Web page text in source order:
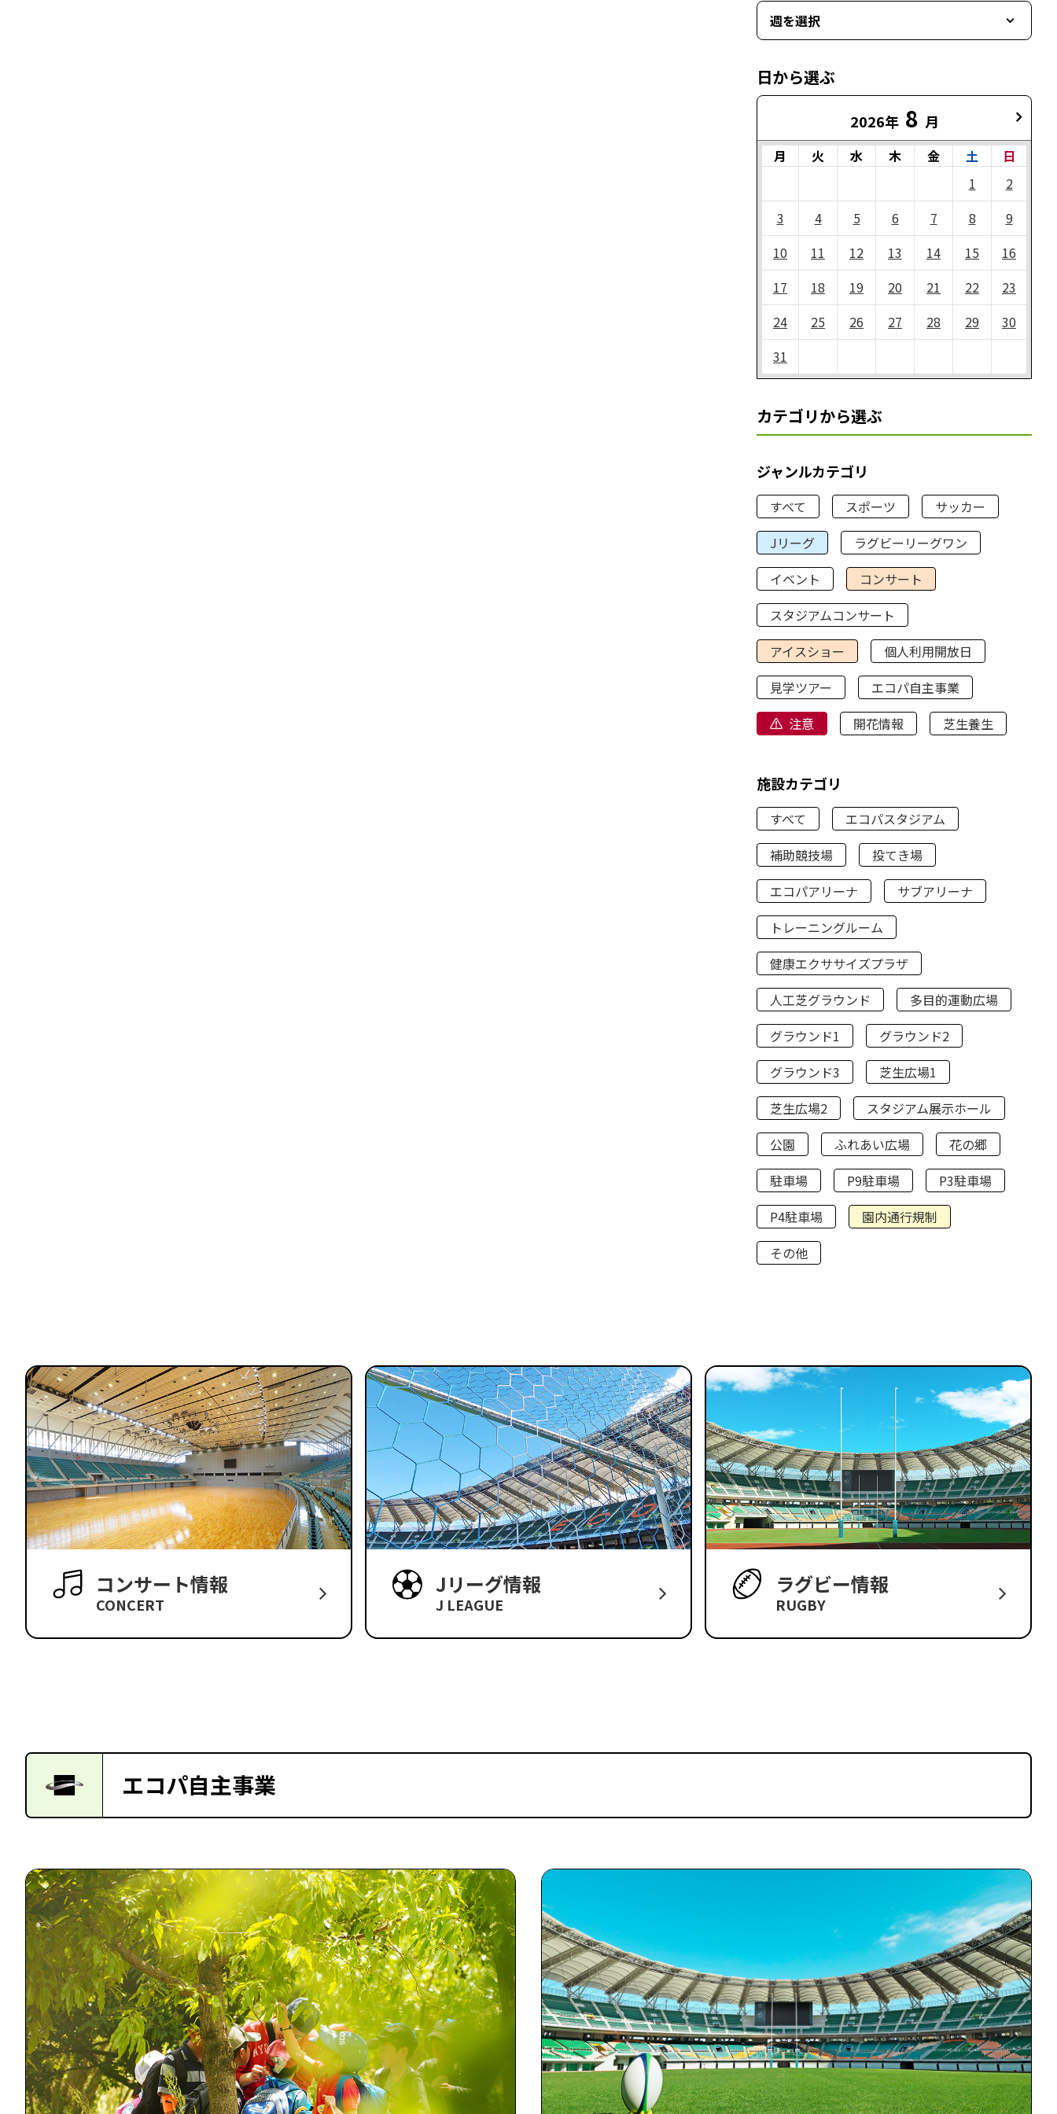
週を選択
日から選ぶ
2026年 8 月
月 火 水 木 金 土
日
1
2
3
4 5 6 7 8
9
10
11 12 13 14 15
16
17
18 19 20 21 22
23
24
25 26 27 28 29
30
31
カテゴリから選ぶ
ジャンルカテゴリ
すべて スポーツ
サッカー
Jリーグ
ラグビーリーグワン
イベント
コンサート
スタジアムコンサート
アイスショー
個人利用開放日
見学ツアー
エコパ自主事業
注意
開花情報 芝生養生
施設カテゴリ
すべて
エコパスタジアム
補助競技場
投てき場
エコパアリーナ
サブアリーナ
トレーニングルーム
健康エクササイズプラザ
人工芝グラウンド
多目的運動広場
グラウンド1
グラウンド2
グラウンド3
芝生広場1
芝生広場2
スタジアム展示ホール
公園
ふれあい広場
花の郷
駐車場
P9駐車場
P3駐車場
P4駐車場
園内通行規制
その他
コンサート情報
CONCERT
Jリーグ情報
J LEAGUE
ラグビー情報
RUGBY
エコパ自主事業